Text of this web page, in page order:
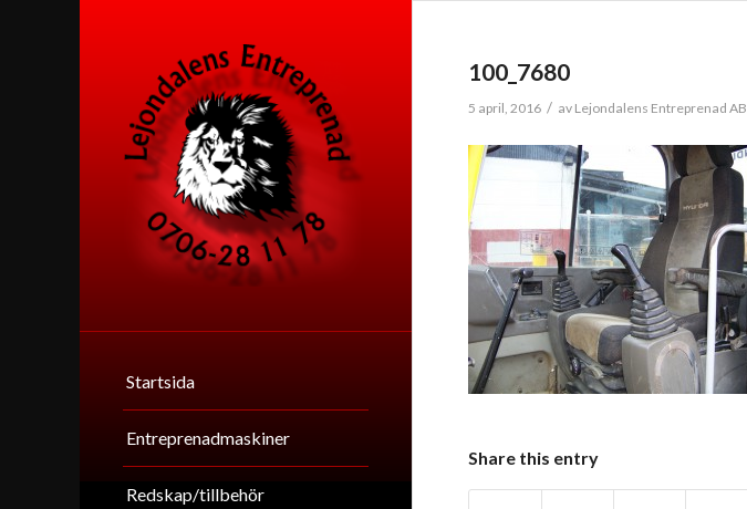
Startsida
Entreprenadmaskiner
Redskap/tillbehör
100_7680
5 april, 2016 / av Lejondalens Entreprenad AB
Share this entry